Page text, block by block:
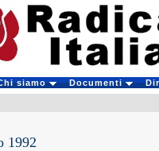
siamo Documenti
1992